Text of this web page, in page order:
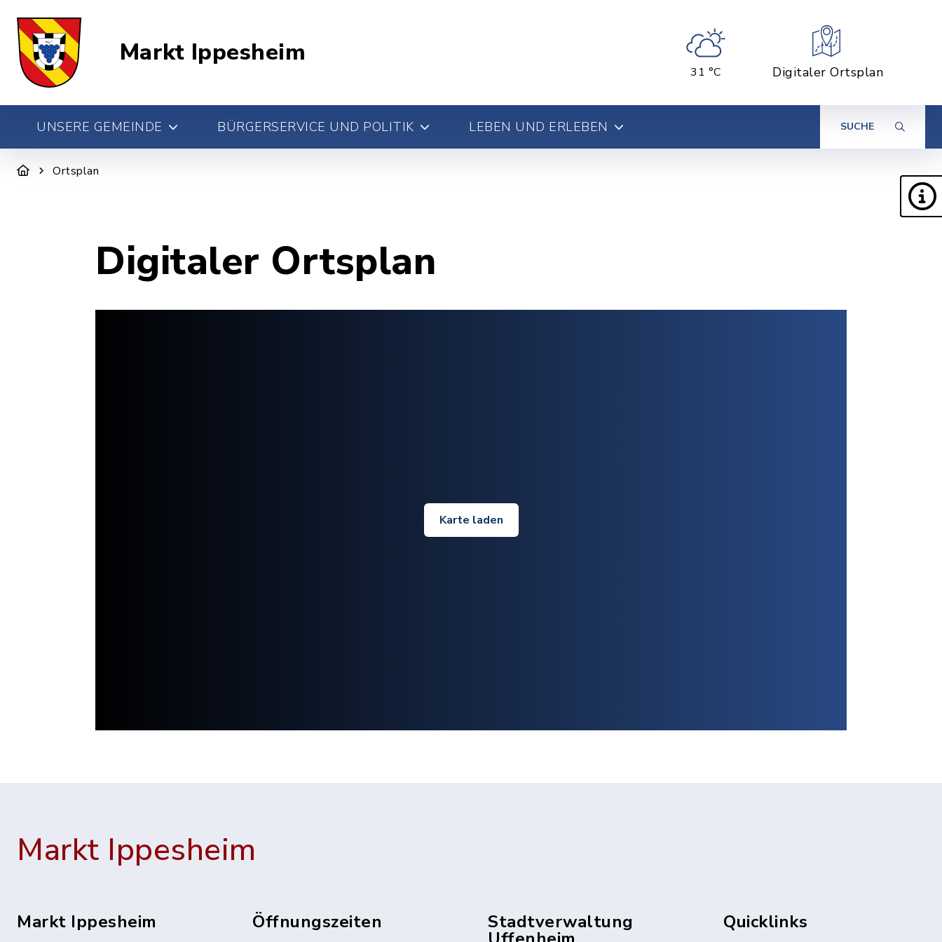
Markt Ippesheim
31 °C Digitaler Ortsplan
UNSERE GEMEINDE BÜRGERSERVICE UND POLITIK LEBEN UND ERLEBEN SUCHE
Ortsplan
Digitaler Ortsplan
Karte laden
Markt Ippesheim
Markt Ippesheim Öffnungszeiten Stadtverwaltung Quicklinks